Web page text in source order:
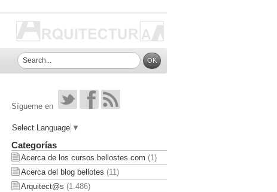
Sígueme en
Select Language ▼
Categorías
Acerca de los cursos.bellostes.com (1)
Acerca del blog bellotes (11)
Arquitect@s (1.486)